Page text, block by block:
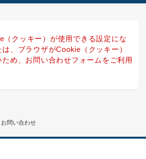
お問い合わせ
（クッキー）が使用できる設定にな
、ブラウザがCookie（クッキー）
め、お問い合わせフォームをご利用